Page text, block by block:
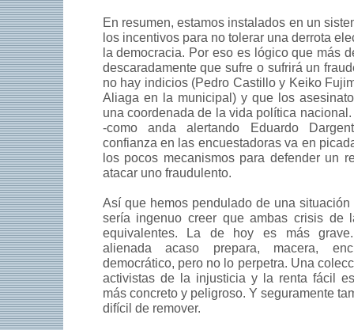
En resumen, estamos instalados en un
los incentivos para no tolerar una derrota
la democracia. Por eso es lógico que más
descaradamente que sufre o sufrirá un
no hay indicios (Pedro Castillo y Keiko
Aliaga en la municipal) y que los
una coordenada de la vida política
-como anda alertando Eduardo
confianza en las encuestadoras va en
los pocos mecanismos para defender un
atacar uno fraudulento.
Así que hemos pendulado de una
sería ingenuo creer que ambas crisis de
equivalentes. La de hoy es más
alienada acaso prepara, macera,
democrático, pero no lo perpetra. Una
activistas de la injusticia y la renta fácil
más concreto y peligroso. Y seguramente
difícil de remover.